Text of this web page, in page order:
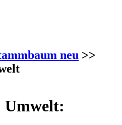
neu >>
Umwelt: